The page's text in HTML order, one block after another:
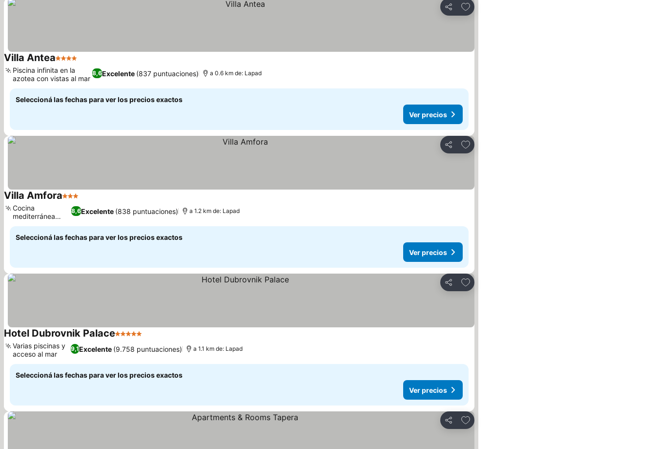
Compartir
Añadir a favoritos
Villa Antea4 Estrellas
8,6Excelente (837 puntuaciones)
Piscina infinita en la
azotea con vistas al mar
a 0.6 km de: Lapad
Seleccioná las fechas para ver los precios exactos
Ver precios
Compartir
Añadir a favoritos
Villa Amfora3 Estrellas
8,6Excelente (838 puntuaciones)
Cocina
mediterránea
auténtica
a 1.2 km de: Lapad
Seleccioná las fechas para ver los precios exactos
Ver precios
Compartir
Añadir a favoritos
Hotel Dubrovnik Palace5 Estrellas
9,1Excelente (9.758 puntuaciones)
Varias piscinas y
acceso al mar
a 1.1 km de: Lapad
Seleccioná las fechas para ver los precios exactos
Ver precios
Compartir
Añadir a favoritos